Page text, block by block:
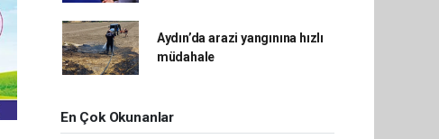
Aydın’da arazi yangınına hızlı
müdahale
En Çok Okunanlar